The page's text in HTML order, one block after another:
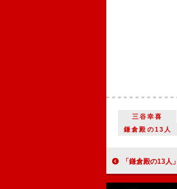
三谷幸喜
鎌倉殿の13人
「鎌倉殿の13人」第29回「ままな